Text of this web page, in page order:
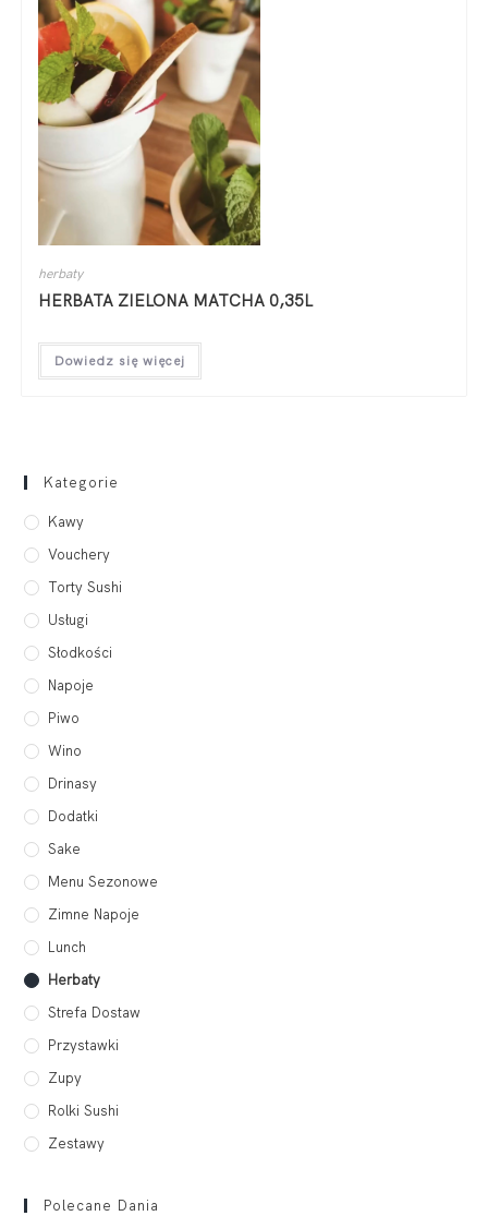
herbaty
HERBATA ZIELONA MATCHA 0,35L
Dowiedz się więcej
Kategorie
Kawy
Vouchery
Torty Sushi
Usługi
Słodkości
Napoje
Piwo
Wino
Drinasy
Dodatki
Sake
Menu Sezonowe
Zimne Napoje
Lunch
Herbaty
Strefa Dostaw
Przystawki
Zupy
Rolki Sushi
Zestawy
Polecane Dania